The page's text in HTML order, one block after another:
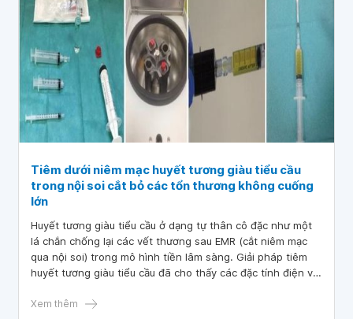
Tiêm dưới niêm mạc huyết tương giàu tiểu cầu
trong nội soi cắt bỏ các tổn thương không cuống
lớn
Huyết tương giàu tiểu cầu ở dạng tự thân cô đặc như một
lá chắn chống lại các vết thương sau EMR (cắt niêm mạc
qua nội soi) trong mô hình tiền lâm sàng. Giải pháp tiêm
huyết tương giàu tiểu cầu đã cho thấy các đặc tính điện và
Xem thêm